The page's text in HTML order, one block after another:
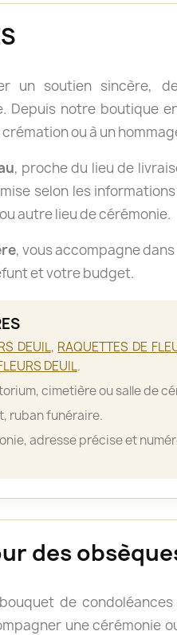
un soutien sincère,
notre boutique
ou à un
, proche du lieu de
selon les
autre lieu de cérémonie.
, vous accompagne
et votre budget.
DEUIL, RAQUETTES DE
DEUIL.
cimetière ou salle de
ruban funéraire.
adresse précise et
des
de
une cérémonie